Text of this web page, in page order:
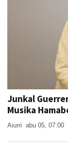
Junkal
Musika
Aiurri abu 05, 07:00